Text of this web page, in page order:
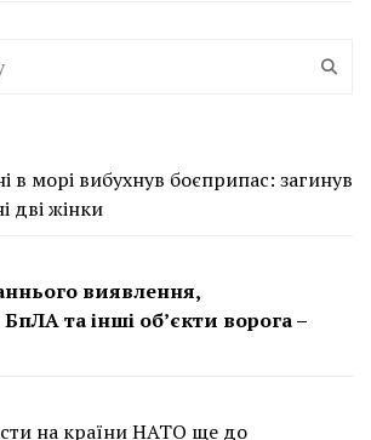
в морі вибухнув боєприпас: загинув
дві жінки
виявлення,
та інші об’єкти ворога –
на країни НАТО ще до